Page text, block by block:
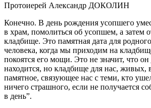
Протоиерей Александр ДОКОЛИН
Конечно. В день рождения усопшего
в храм, помолиться об усопшем, а затем
кладбище. Это памятная дата для
человека, когда мы приходим на
покоятся его мощи. Это не значит, что
находится, но кладбище для нас, живых,
памятное, связующее нас с теми, кто
ничего страшного, если не получается
в день”.